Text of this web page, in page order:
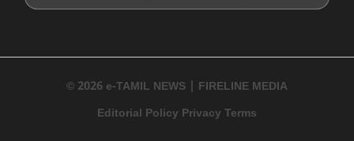
© 2026 e-TAMIL NEWS | FIRELINE MEDIA
Editorial Policy Privacy Terms